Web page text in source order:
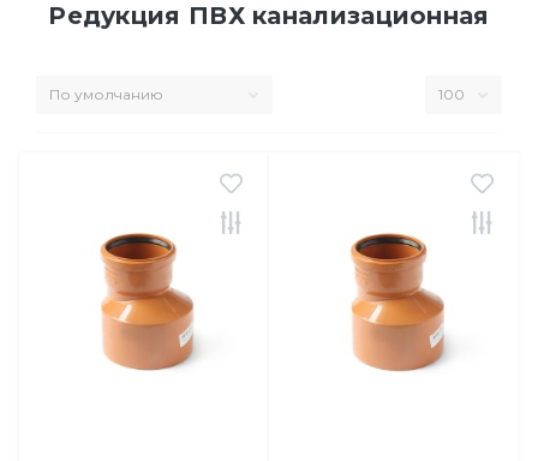
Редукция ПВХ канализационная